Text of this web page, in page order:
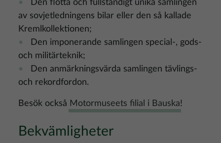
Den flotta och fullständigt unika samlingen
av sovjetledningens bilar eller den så kallade
Kremlkollektionen;
Den imponerande samlingen special-, gods-
och militärteknik;
Den anmärkningsvärda samlingen tävlings-
och rekordfordon.
Besök också Motormuseets filial i Bauska!
Bekvämligheter